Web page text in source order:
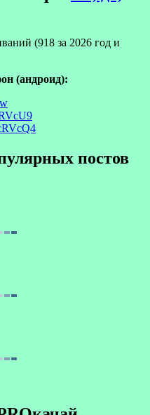
(918 за 2026 год и
(андроид):
постов